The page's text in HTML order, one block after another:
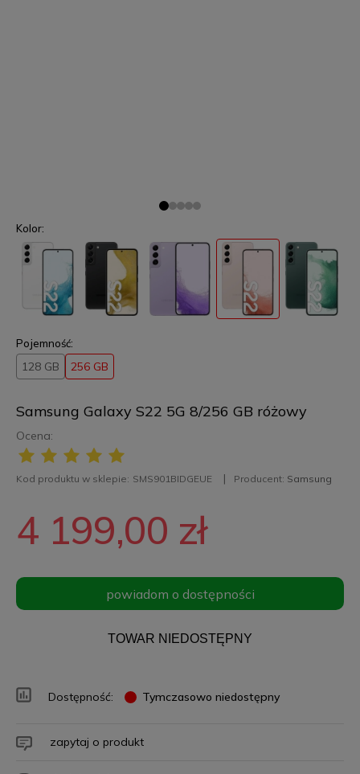
Samsung Galaxy S22 5G 8/256 GB różowy
Ocena:
Kod produktu w sklepie: SMS901BIDGEUE Producent: Samsung
Kolor:
Pojemność:
128 GB 256 GB
4 199,00 zł
powiadom o dostępności
TOWAR NIEDOSTĘPNY
Dostępność: Tymczasowo niedostępny
zapytaj o produkt